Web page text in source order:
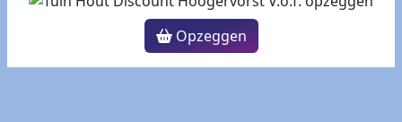
Opzeggen